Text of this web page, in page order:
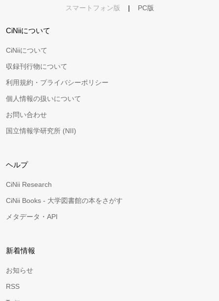
スマートフォン版 | PC版
CiNiiについて
CiNiiについて
収録刊行物について
利用規約・プライバシーポリシー
個人情報の扱いについて
お問い合わせ
国立情報学研究所 (NII)
ヘルプ
CiNii Research
CiNii Books - 大学図書館の本をさがす
メタデータ・API
新着情報
お知らせ
RSS